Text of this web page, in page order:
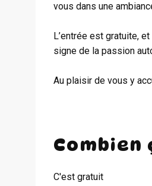
vous dans une
L’entrée est gratuite,
signe de la passion
Au plaisir de vous y
Combien
C'est gratuit